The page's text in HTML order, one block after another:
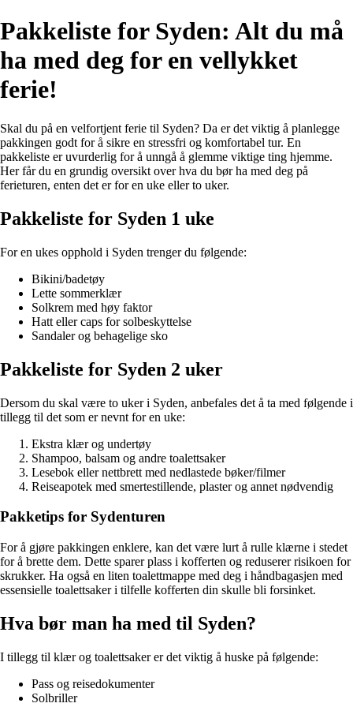
Pakkeliste for Syden: Alt du må
ha med deg for en vellykket
ferie!
Skal du på en velfortjent ferie til Syden? Da er det viktig å planlegge
pakkingen godt for å sikre en stressfri og komfortabel tur. En
pakkeliste er uvurderlig for å unngå å glemme viktige ting hjemme.
Her får du en grundig oversikt over hva du bør ha med deg på
ferieturen, enten det er for en uke eller to uker.
Pakkeliste for Syden 1 uke
For en ukes opphold i Syden trenger du følgende:
Bikini/badetøy
Lette sommerklær
Solkrem med høy faktor
Hatt eller caps for solbeskyttelse
Sandaler og behagelige sko
Pakkeliste for Syden 2 uker
Dersom du skal være to uker i Syden, anbefales det å ta med følgende i
tillegg til det som er nevnt for en uke:
Ekstra klær og undertøy
Shampoo, balsam og andre toalettsaker
Lesebok eller nettbrett med nedlastede bøker/filmer
Reiseapotek med smertestillende, plaster og annet nødvendig
Pakketips for Sydenturen
For å gjøre pakkingen enklere, kan det være lurt å rulle klærne i stedet
for å brette dem. Dette sparer plass i kofferten og reduserer risikoen for
skrukker. Ha også en liten toalettmappe med deg i håndbagasjen med
essensielle toalettsaker i tilfelle kofferten din skulle bli forsinket.
Hva bør man ha med til Syden?
I tillegg til klær og toalettsaker er det viktig å huske på følgende:
Pass og reisedokumenter
Solbriller